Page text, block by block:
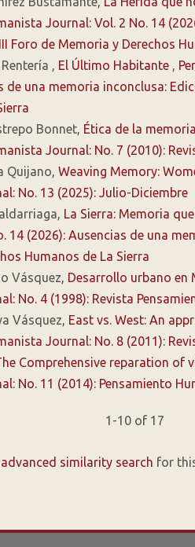
Journal: Vol. 2 No. 14
Foro de Memoria y Derechos
, El Último Habitante ,
de una memoria inconclusa:
Bonnet, Ética de la
Journal: No. 7 (2010):
Quijano, Weaving Memory:
No. 13 (2025): Julio-Diciembre
La Sierra: Memoria
14 (2026): Ausencias de una
Humanos de La Sierra
Vásquez, Desarrollo urbano en
No. 4 (1998): Revista
Vásquez, East vs. West: An
Journal: No. 8 (2011):
Comprehensive reparation of
No. 11 (2014): Pensamiento
1-10 of 17
similarity search for